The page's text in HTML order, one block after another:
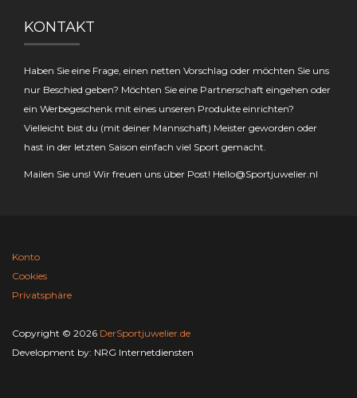
KONTAKT
Haben Sie eine Frage, einen netten Vorschlag oder möchten Sie uns
nur Beschied geben? Möchten Sie eine Partnerschaft eingehen oder
ein Werbegeschenk mit eines unseren Produkte einrichten?
Vielleicht bist du (mit deiner Mannschaft) Meister geworden oder
hast in der letzten Saison einfach viel Sport gemacht.
Mailen Sie uns! Wir freuen uns über Post! Hello@Sportjuwelier.nl
Konto
Cookies
Privatsphäre
Copyright © 2026 DerSportjuwelier.de
Development by: NRG Internetdiensten